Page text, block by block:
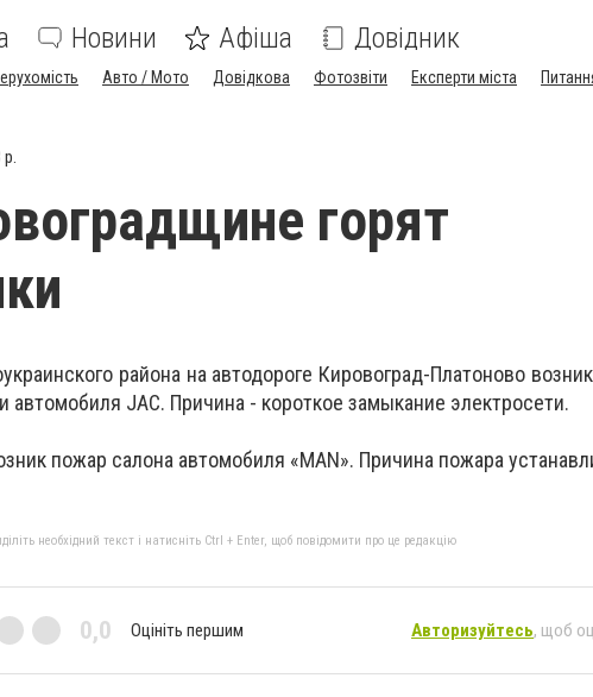
Новини Афіша Довідник
Авто / Мото Довідкова Фотозвіти Експерти міста
горят
района на автодороге Кировоград-Платоново
автомобиля JAC. Причина - короткое замыкание электросети.
пожар салона автомобиля «MAN». Причина пожара
необхідний текст і натисніть Ctrl + Enter, щоб повідомити про це редакцію
0,0 Оцініть першим Авторизуйтесь, щоб